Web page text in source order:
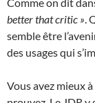
better that critic ».
semble être
des usages qui
Vous avez mieux